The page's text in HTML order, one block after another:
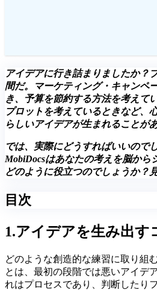
アイデアに行き詰まりましたか？
間だ。マーケティング・キャンペ
き、予算を節約する方法を考えて
プロットを考えているときなど、
らしいアイデアが生まれることが
では、実際にどうすればいいので
MobiDocsはあなたの考えを脳から
どのように役立つのでしょうか？
目次
1.アイデアを生み出す
どのような創造的な練習に取り組
とは、最初の段階では悪いアイデ
れはプロセスであり、判断したり